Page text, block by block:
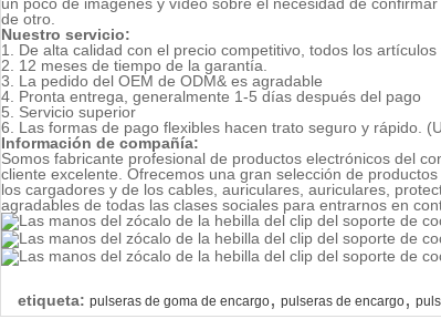
de otro.
Nuestro servicio:
1. De alta calidad con el precio competitivo, todos los
2. 12 meses de tiempo de la garantía.
3. La pedido del OEM de ODM& es agradable
4. Pronta entrega, generalmente 1-5 días después del pago
5. Servicio superior
6. Las formas de pago flexibles hacen trato seguro y rápido.
Información de compañía:
Somos fabricante profesional de productos electrónicos del
cliente excelente. Ofrecemos una gran selección de
los cargadores y de los cables, auriculares, auriculares,
agradables de todas las clases sociales para entrarnos en
etiqueta: pulseras de goma de encargo, pulseras de encargo,